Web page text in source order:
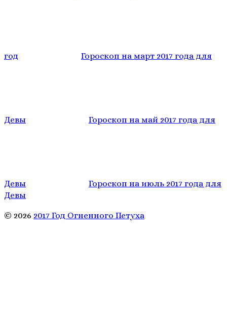
год Гороскоп на март 2017 года для
Девы Гороскоп на май 2017 года для
Девы
Гороскоп на июль 2017 года для
Девы
© 2026 2017 Год Огненного Петуха